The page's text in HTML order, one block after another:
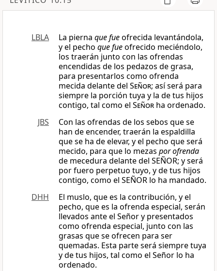
LBLA La pierna que fueofrecida levantándola,
y el pecho que fueofrecido meciéndolo,
los traerán junto con las ofrendas
encendidas de los pedazos de grasa,
para presentarlos como ofrenda
mecida delante del Señor; así será para
siempre la porción tuya y la de tus hijos
contigo, tal como el Señor ha ordenado.
JBS
Con las ofrendas de los sebos que se
han de encender, traerán la espaldilla
que se ha de elevar, y el pecho que será
mecido, para que lo mezas por ofrenda
de mecedura delante del SEÑOR; y será
por fuero perpetuo tuyo, y de tus hijos
contigo, como el SEÑOR lo ha mandado.
DHH
El muslo, que es la contribución, y el
pecho, que es la ofrenda especial, serán
llevados ante el Señor y presentados
como ofrenda especial, junto con las
grasas que se ofrecen para ser
quemadas. Esta parte será siempre tuya
y de tus hijos, tal como el Señor lo ha
ordenado.